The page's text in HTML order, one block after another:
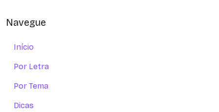
Navegue
Início
Por Letra
Por Tema
Dicas